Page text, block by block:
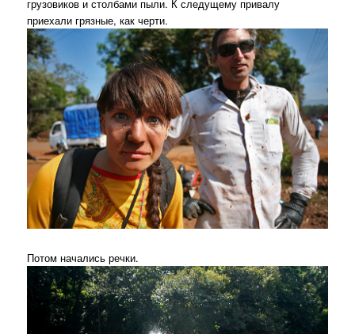
грузовиков и столбами пыли. К следущему привалу
приехали грязные, как черти.
Потом начались речки.